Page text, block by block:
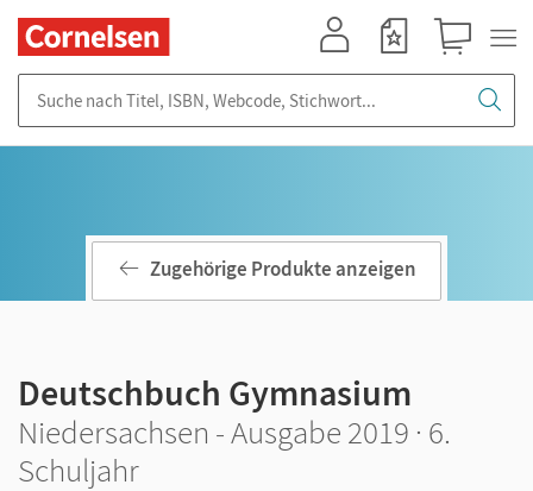
Zugehörige Produkte anzeigen
Deutschbuch Gymnasium
Niedersachsen - Ausgabe 2019 · 6.
Schuljahr